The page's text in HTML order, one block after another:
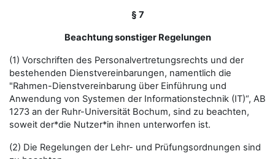
§ 7
Beachtung sonstiger Regelungen
(1) Vorschriften des Personalvertretungsrechts und der
bestehenden Dienstvereinbarungen, namentlich die
"Rahmen-Dienstvereinbarung über Einführung und
Anwendung von Systemen der Informationstechnik (IT)“, AB
1273 an der Ruhr-Universität Bochum, sind zu beachten,
soweit der*die Nutzer*in ihnen unterworfen ist.
(2) Die Regelungen der Lehr- und Prüfungsordnungen sind